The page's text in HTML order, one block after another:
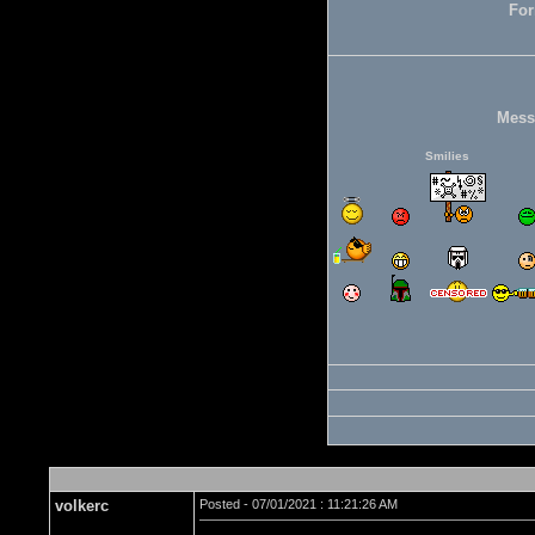
Smilies
volkerc Posted - 07/01/2021 : 11:21:26 AM